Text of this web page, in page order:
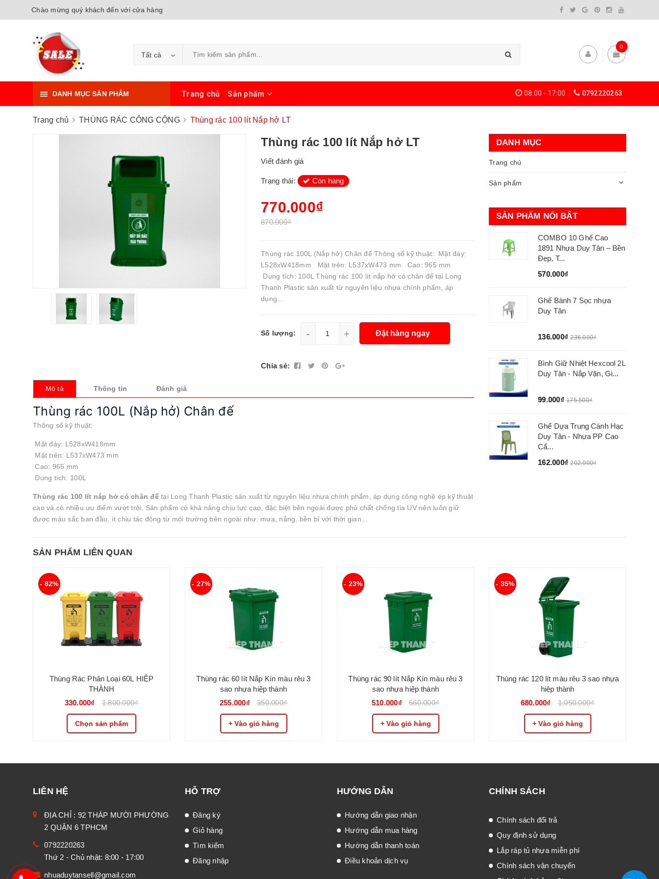
Chào mừng quý khách đến với cửa hàng
Tất cả
0
DANH MỤC SẢN PHẨM Trang chủ Sản phẩm 08:00 - 17:00 0792220263
Trang chủ THÙNG RÁC CÔNG CỘNG Thùng rác 100 lít Nắp hở LT
Thùng rác 100 lít Nắp hở LT
Viết đánh giá
Trạng thái: Còn hàng
770.000₫
870.000₫
Thùng rác 100L (Nắp hở) Chân đế Thông số kỹ thuật: Mặt đáy:
L528xW418mm Mặt trên: L537xW473 mm Cao: 965 mm
Dung tích: 100L Thùng rác 100 lít nắp hở có chân đế tại Long
Thanh Plastic sản xuất từ nguyên liệu nhựa chính phẩm, áp
dụng...
Số lượng: - + Đặt hàng ngay
Chia sẻ:
Mô tả Thông tin Đánh giá
Thùng rác 100L (Nắp hở) Chân đế
Thông số kỹ thuật:
Mặt đáy: L528xW418mm
Mặt trên: L537xW473 mm
Cao: 965 mm
Dung tích: 100L
Thùng rác 100 lít nắp hở có chân đếtại Long Thanh Plastic sản xuất từ nguyên liệu nhựa chính phẩm, áp dụng công nghệ ép kỹ thuật
cao và có nhiều ưu điểm vượt trội. Sản phẩm có khả năng chịu lực cao, đặc biệt bên ngoài được phủ chất chống tia UV nên luôn giữ
được màu sắc ban đầu, ít chịu tác động từ môi trường bên ngoài như: mưa, nắng, bền bỉ với thời gian...
DANH MỤC
Trang chủ
Sản phẩm
SẢN PHẨM NỔI BẬT
COMBO 10 Ghế Cao
1891 Nhựa Duy Tân – Bền
Đẹp, T...
570.000₫
Ghế Bành 7 Sọc nhựa
Duy Tân
136.000₫ 236.000₫
Bình Giữ Nhiệt Hexcool 2L
Duy Tân - Nắp Vặn, Gi...
99.000₫ 175.500₫
Ghế Dựa Trung Cánh Hạc
Duy Tân - Nhựa PP Cao
Cấ...
162.000₫ 202.000₫
SẢN PHẨM LIÊN QUAN
- 82%
Thùng Rác Phân Loại 60L HIỆP
THÀNH
330.000₫
1.800.000₫
Chọn sản phẩm
- 27%
Thùng rác 60 lít Nắp Kín màu rêu 3
sao nhựa hiệp thành
255.000₫
350.000₫
+ Vào giỏ hàng
- 23%
Thùng rác 90 lít Nắp Kín màu rêu 3
sao nhựa hiệp thành
510.000₫
660.000₫
+ Vào giỏ hàng
- 35%
Thùng rác 120 lít màu rêu 3 sao nhựa
hiệp thành
680.000₫
1.050.000₫
+ Vào giỏ hàng
LIÊN HỆ
ĐỊA CHỈ : 92 THÁP MƯỜI PHƯỜNG
2 QUẬN 6 TPHCM
0792220263
Thứ 2 - Chủ nhật: 8:00 - 17:00
nhuaduytansell@gmail.com
HỖ TRỢ
Đăng ký
Giỏ hàng
Tìm kiếm
Đăng nhập
HƯỚNG DẪN
Hướng dẫn giao nhận
Hướng dẫn mua hàng
Hướng dẫn thanh toán
Điều khoản dịch vụ
CHÍNH SÁCH
Chính sách đổi trả
Quy định sử dụng
Lắp ráp tủ nhựa miễn phí
Chính sách vận chuyển